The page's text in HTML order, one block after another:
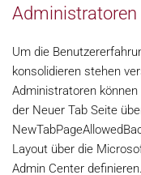
Administratoren
Um die
konsolidieren stehen
Administratoren
der Neuer Tab Seite
Layout über die
Admin Center